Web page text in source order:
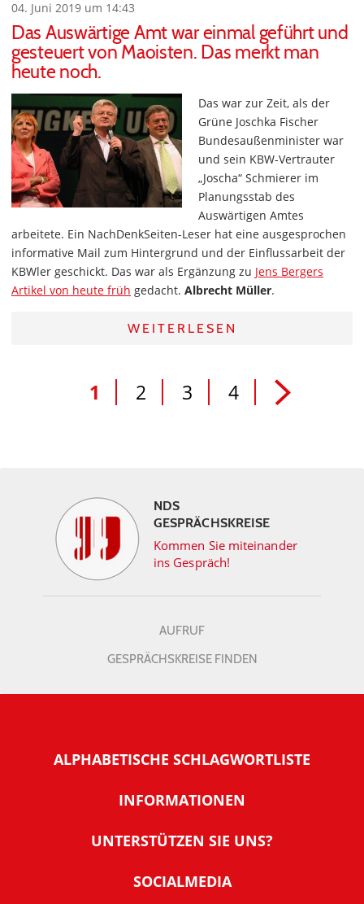
04. Juni 2019 um 14:43
Das Auswärtige Amt war einmal geführt und
gesteuert von Maoisten. Das merkt man
heute noch.
Das war zur Zeit, als der
Grüne Joschka Fischer
Bundesaußenminister war
und sein KBW-Vertrauter
„Joscha“ Schmierer im
Planungsstab des
Auswärtigen Amtes
arbeitete. Ein NachDenkSeiten-Leser hat eine ausgesprochen
informative Mail zum Hintergrund und der Einflussarbeit der
KBWler geschickt. Das war als Ergänzung zu Jens Bergers
Artikel von heute früh gedacht. Albrecht Müller.
WEITERLESEN
1 2 3 4
NDS
GESPRÄCHSKREISE
Kommen Sie miteinander
ins Gespräch!
AUFRUF
GESPRÄCHSKREISE FINDEN
ALPHABETISCHE SCHLAGWORTLISTE
INFORMATIONEN
Warum NachDenkSeiten
Tipps zur Nutzung der NachDenkSeiten
UNTERSTÜTZEN SIE UNS?
SOCIALMEDIA